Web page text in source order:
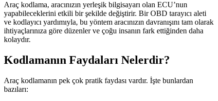
Araç kodlama, aracınızın yerleşik bilgisayarı olan ECU’nun
yapabileceklerini etkili bir şekilde değiştirir. Bir OBD tarayıcı aleti
ve kodlayıcı yardımıyla, bu yöntem aracınızın davranışını tam olarak
ihtiyaçlarınıza göre düzenler ve çoğu insanın fark ettiğinden daha
kolaydır.
Kodlamanın Faydaları Nelerdir?
Araç kodlamanın pek çok pratik faydası vardır. İşte bunlardan
bazıları: